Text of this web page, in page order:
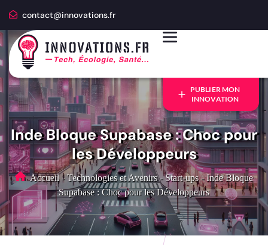
contact@innovations.fr
PUBLIER MON
INNOVATION
Inde Bloque Supabase : Choc pour
les Développeurs
Accueil - Technologies et Avenirs - Start-ups - Inde Bloque
Supabase : Choc pour les Développeurs